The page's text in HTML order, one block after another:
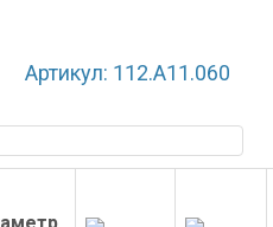
Артикул: 112.А11.060